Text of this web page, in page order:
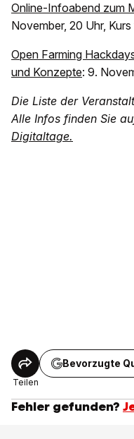
Online-Infoabend zum
November, 20 Uhr,
Open Farming
und Konzepte: 9.
Die Liste der
Alle Infos finden Sie
Digitaltage.
Teilen
Bevorzugte
Fehler gefunden?